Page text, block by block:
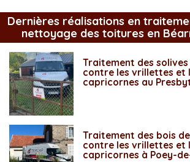
Dernières réalisations en
nettoyage des toitures en
Traitement des solives
contre les vrillettes et
capricornes au
Traitement des bois
contre les vrillettes et
capricornes à Poey-